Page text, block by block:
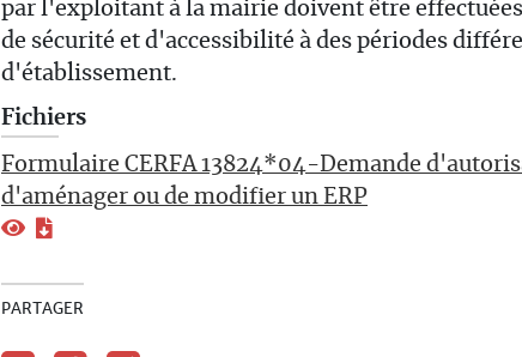
par l'exploitant à la mairie doivent être
de sécurité et d'accessibilité à des périodes
d'établissement.
Fichiers
Formulaire CERFA 13824*04-Demande
d'aménager ou de modifier un ERP
PARTAGER